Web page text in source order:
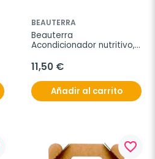
BEAUTERRA
Beauterra
Acondicionador nutritivo,
11,50 €
Añadir al carrito
favorite_border